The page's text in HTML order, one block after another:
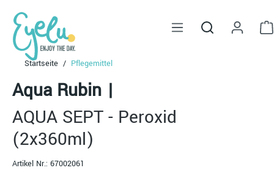
springen
Startseite Pflegemittel
Aqua Rubin |
AQUA SEPT - Peroxid
(2x360ml)
Artikel Nr.: 67002061